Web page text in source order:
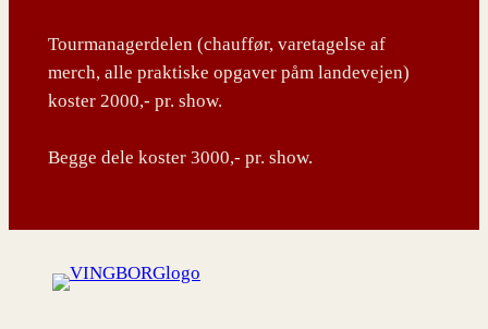
Tourmanagerdelen (chauffør, varetagelse af
merch, alle praktiske opgaver påm landevejen)
koster 2000,- pr. show.
Begge dele koster 3000,- pr. show.